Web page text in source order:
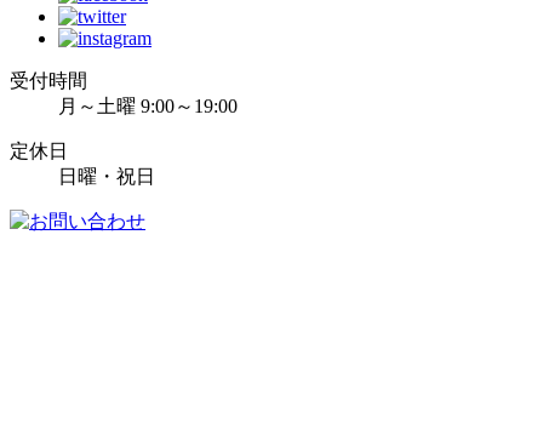
受付時間
月～土曜 9:00～19:00
定休日
日曜・祝日